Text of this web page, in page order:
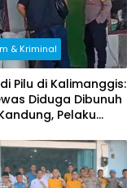
& Kriminal
Pilu di Kalimanggis:
Diduga Dibunuh
Pelaku